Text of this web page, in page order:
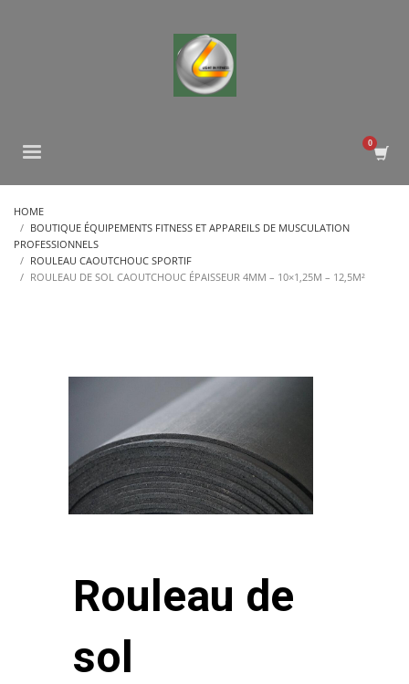
HOME
BOUTIQUE ÉQUIPEMENTS FITNESS ET APPAREILS DE MUSCULATION
PROFESSIONNELS
ROULEAU CAOUTCHOUC SPORTIF
ROULEAU DE SOL CAOUTCHOUC ÉPAISSEUR 4MM – 10×1,25M – 12,5M²
Rouleau de
sol